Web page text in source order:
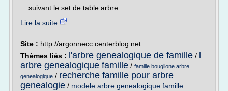
... suivant le set de table arbre...
Lire la suite
Site : http://argonnecc.centerblog.net
Thèmes liés :
l'arbre genealogique de famille /
arbre genealogique famille / famille bouglione arbre
genealogique / recherche famille pour arbre
genealogie / modele arbre genealogique famille